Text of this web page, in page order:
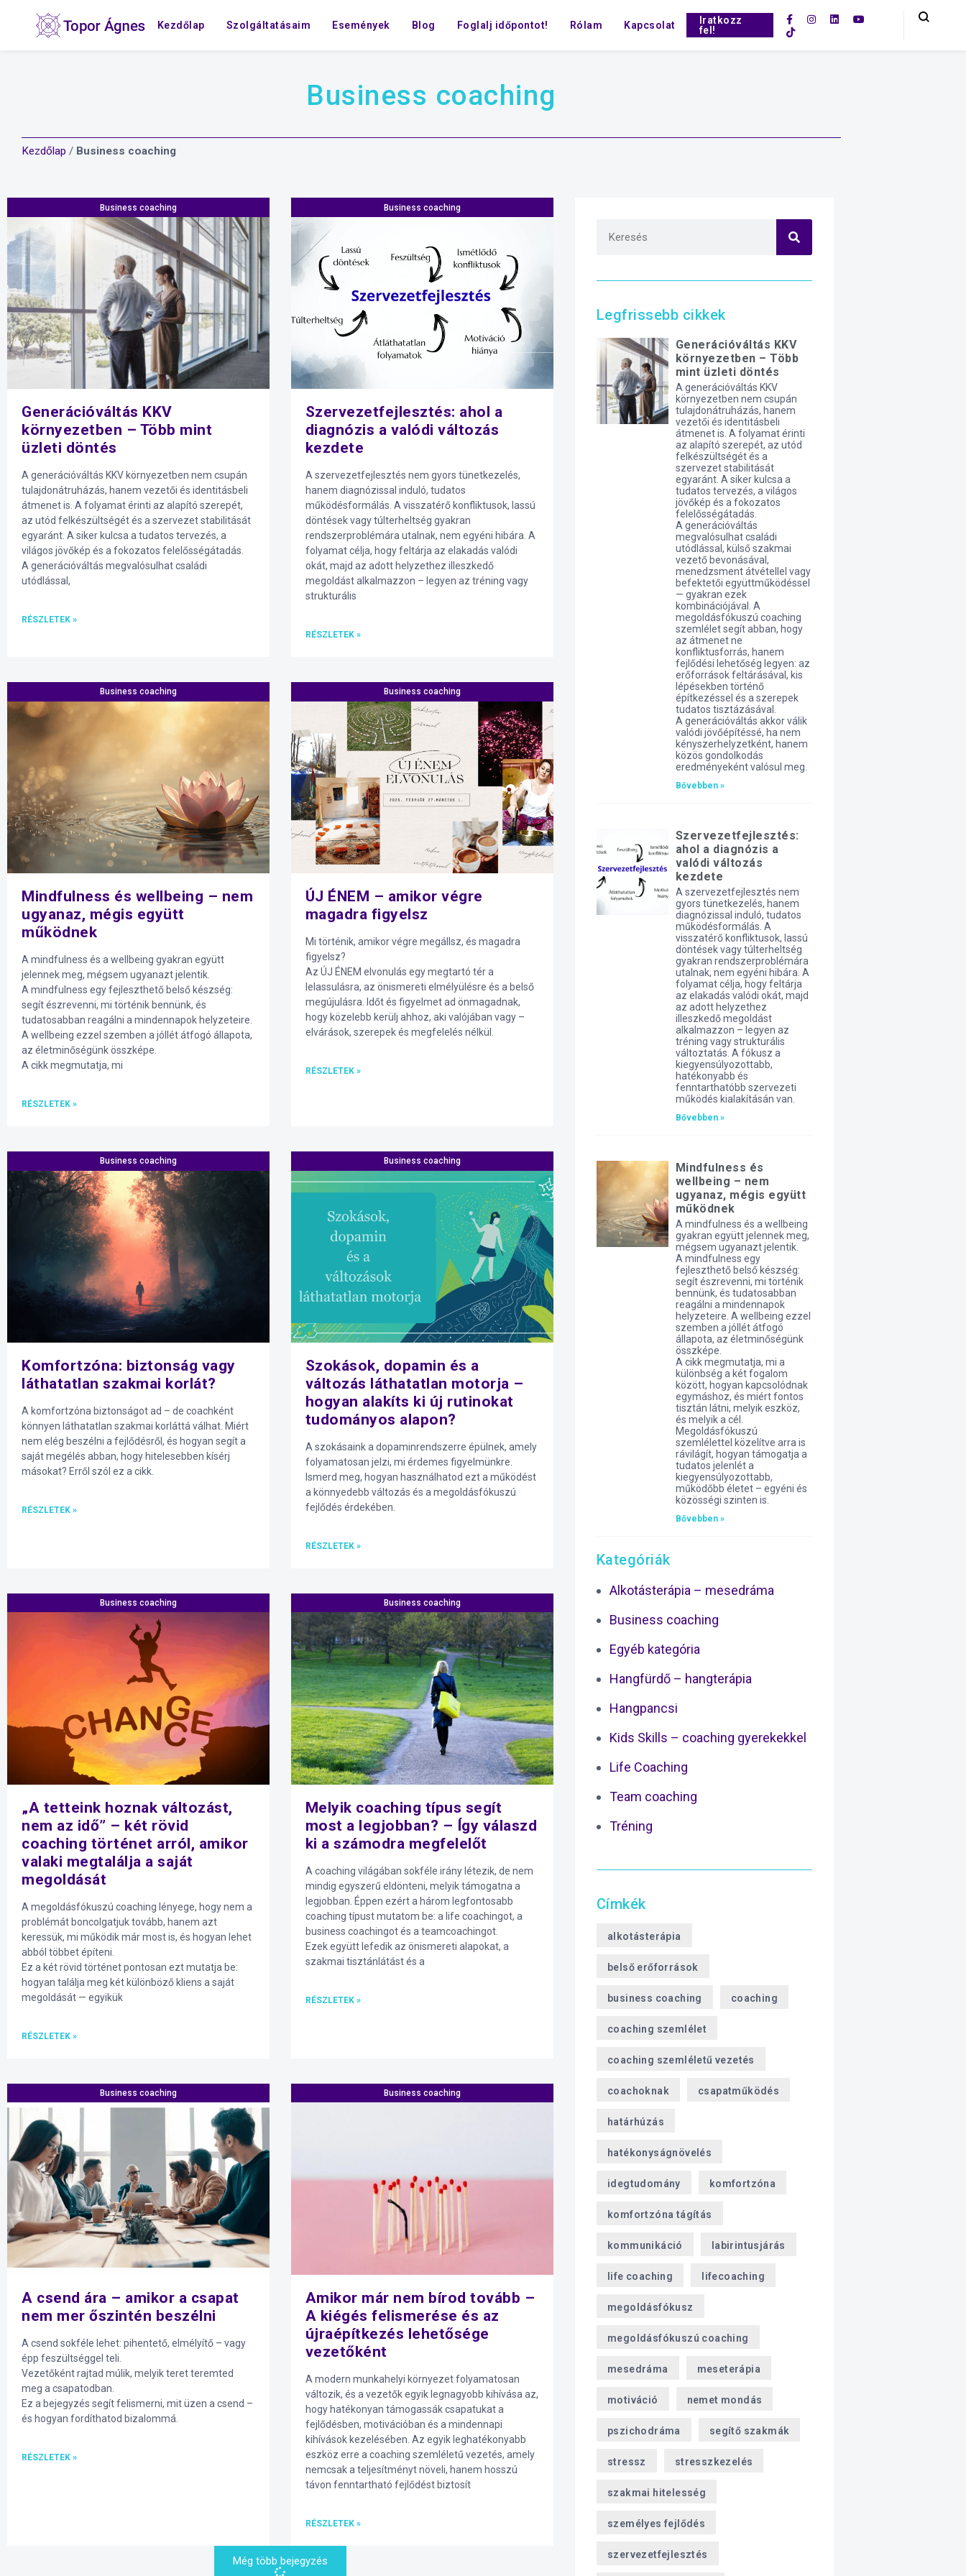
Kezdőlap Szolgáltatásaim Események Blog Foglalj időpontot! Rólam Kapcsolat
Iratkozz
fel!
Business coaching
Kezdőlap / Business coaching
Business coaching
Generációváltás KKV
környezetben – Több mint
üzleti döntés
A generációváltás KKV környezetben nem csupán
tulajdonátruházás, hanem vezetői és identitásbeli
átmenet is. A folyamat érinti az alapító szerepét,
az utód felkészültségét és a szervezet stabilitását
egyaránt. A siker kulcsa a tudatos tervezés, a
világos jövőkép és a fokozatos felelősségátadás.
A generációváltás megvalósulhat családi
utódlással,
RÉSZLETEK »
Business coaching
Szervezetfejlesztés: ahol a
diagnózis a valódi változás
kezdete
A szervezetfejlesztés nem gyors tünetkezelés,
hanem diagnózissal induló, tudatos
működésformálás. A visszatérő konfliktusok, lassú
döntések vagy túlterheltség gyakran
rendszerproblémára utalnak, nem egyéni hibára. A
folyamat célja, hogy feltárja az elakadás valódi
okát, majd az adott helyzethez illeszkedő
megoldást alkalmazzon – legyen az tréning vagy
strukturális
RÉSZLETEK »
Business coaching
Mindfulness és wellbeing – nem
ugyanaz, mégis együtt
működnek
A mindfulness és a wellbeing gyakran együtt
jelennek meg, mégsem ugyanazt jelentik.
A mindfulness egy fejleszthető belső készség:
segít észrevenni, mi történik bennünk, és
tudatosabban reagálni a mindennapok helyzeteire.
A wellbeing ezzel szemben a jóllét átfogó állapota,
az életminőségünk összképe.
A cikk megmutatja, mi
RÉSZLETEK »
Business coaching
ÚJ ÉNEM – amikor végre
magadra figyelsz
Mi történik, amikor végre megállsz, és magadra
figyelsz?
Az ÚJ ÉNEM elvonulás egy megtartó tér a
lelassulásra, az önismereti elmélyülésre és a belső
megújulásra. Időt és figyelmet ad önmagadnak,
hogy közelebb kerülj ahhoz, aki valójában vagy –
elvárások, szerepek és megfelelés nélkül.
RÉSZLETEK »
Business coaching
Komfortzóna: biztonság vagy
láthatatlan szakmai korlát?
A komfortzóna biztonságot ad – de coachként
könnyen láthatatlan szakmai korláttá válhat. Miért
nem elég beszélni a fejlődésről, és hogyan segít a
saját megélés abban, hogy hitelesebben kísérj
másokat? Erről szól ez a cikk.
RÉSZLETEK »
Business coaching
Szokások, dopamin és a
változás láthatatlan motorja –
hogyan alakíts ki új rutinokat
tudományos alapon?
A szokásaink a dopaminrendszerre épülnek, amely
folyamatosan jelzi, mi érdemes figyelmünkre.
Ismerd meg, hogyan használhatod ezt a működést
a könnyedebb változás és a megoldásfókuszú
fejlődés érdekében.
RÉSZLETEK »
Business coaching
„A tetteink hoznak változást,
nem az idő” – két rövid
coaching történet arról, amikor
valaki megtalálja a saját
megoldását
A megoldásfókuszú coaching lényege, hogy nem a
problémát boncolgatjuk tovább, hanem azt
keressük, mi működik már most is, és hogyan lehet
abból többet építeni.
Ez a két rövid történet pontosan ezt mutatja be:
hogyan találja meg két különböző kliens a saját
megoldását — egyikük
RÉSZLETEK »
Business coaching
Melyik coaching típus segít
most a legjobban? – Így válaszd
ki a számodra megfelelőt
A coaching világában sokféle irány létezik, de nem
mindig egyszerű eldönteni, melyik támogatna a
legjobban. Éppen ezért a három legfontosabb
coaching típust mutatom be: a life coachingot, a
business coachingot és a teamcoachingot.
Ezek együtt lefedik az önismereti alapokat, a
szakmai tisztánlátást és a
RÉSZLETEK »
Business coaching
A csend ára – amikor a csapat
nem mer őszintén beszélni
A csend sokféle lehet: pihentető, elmélyítő – vagy
épp feszültséggel teli.
Vezetőként rajtad múlik, melyik teret teremted
meg a csapatodban.
Ez a bejegyzés segít felismerni, mit üzen a csend –
és hogyan fordíthatod bizalommá.
RÉSZLETEK »
Business coaching
Amikor már nem bírod tovább –
A kiégés felismerése és az
újraépítkezés lehetősége
vezetőként
A modern munkahelyi környezet folyamatosan
változik, és a vezetők egyik legnagyobb kihívása az,
hogy hatékonyan támogassák csapatukat a
fejlődésben, motivációban és a mindennapi
kihívások kezelésében. Az egyik leghatékonyabb
eszköz erre a coaching szemléletű vezetés, amely
nemcsak a teljesítményt növeli, hanem hosszú
távon fenntartható fejlődést biztosít
RÉSZLETEK »
Még több bejegyzés
Legfrissebb cikkek
Generációváltás KKV
környezetben – Több
mint üzleti döntés
A generációváltás KKV
környezetben nem csupán
tulajdonátruházás, hanem
vezetői és identitásbeli
átmenet is. A folyamat érinti
az alapító szerepét, az utód
felkészültségét és a
szervezet stabilitását
egyaránt. A siker kulcsa a
tudatos tervezés, a világos
jövőkép és a fokozatos
felelősségátadás.
A generációváltás
megvalósulhat családi
utódlással, külső szakmai
vezető bevonásával,
menedzsment átvétellel vagy
befektetői együttműködéssel
— gyakran ezek
kombinációjával. A
megoldásfókuszú coaching
szemlélet segít abban, hogy
az átmenet ne
konfliktusforrás, hanem
fejlődési lehetőség legyen: az
erőforrások feltárásával, kis
lépésekben történő
építkezéssel és a szerepek
tudatos tisztázásával.
A generációváltás akkor válik
valódi jövőépítéssé, ha nem
kényszerhelyzetként, hanem
közös gondolkodás
eredményeként valósul meg.
Bővebben »
Szervezetfejlesztés:
ahol a diagnózis a
valódi változás
kezdete
A szervezetfejlesztés nem
gyors tünetkezelés, hanem
diagnózissal induló, tudatos
működésformálás. A
visszatérő konfliktusok, lassú
döntések vagy túlterheltség
gyakran rendszerproblémára
utalnak, nem egyéni hibára. A
folyamat célja, hogy feltárja
az elakadás valódi okát, majd
az adott helyzethez
illeszkedő megoldást
alkalmazzon – legyen az
tréning vagy strukturális
változtatás. A fókusz a
kiegyensúlyozottabb,
hatékonyabb és
fenntarthatóbb szervezeti
működés kialakításán van.
Bővebben »
Mindfulness és
wellbeing – nem
ugyanaz, mégis együtt
működnek
A mindfulness és a wellbeing
gyakran együtt jelennek meg,
mégsem ugyanazt jelentik.
A mindfulness egy
fejleszthető belső készség:
segít észrevenni, mi történik
bennünk, és tudatosabban
reagálni a mindennapok
helyzeteire. A wellbeing ezzel
szemben a jóllét átfogó
állapota, az életminőségünk
összképe.
A cikk megmutatja, mi a
különbség a két fogalom
között, hogyan kapcsolódnak
egymáshoz, és miért fontos
tisztán látni, melyik eszköz,
és melyik a cél.
Megoldásfókuszú
szemlélettel közelítve arra is
rávilágít, hogyan támogatja a
tudatos jelenlét a
kiegyensúlyozottabb,
működőbb életet – egyéni és
közösségi szinten is.
Bővebben »
Kategóriák
Alkotásterápia – mesedráma
Business coaching
Egyéb kategória
Hangfürdő – hangterápia
Hangpancsi
Kids Skills – coaching gyerekekkel
Life Coaching
Team coaching
Tréning
Címkék
alkotásterápia
belső erőforrások
business coaching coaching
coaching szemlélet
coaching szemléletű vezetés
coachoknak csapatműködés
határhúzás
hatékonyságnövelés
idegtudomány komfortzóna
komfortzóna tágítás
kommunikáció labirintusjárás
life coaching lifecoaching
megoldásfókusz
megoldásfókuszú coaching
mesedráma meseterápia
motiváció nemet mondás
pszichodráma segítő szakmák
stressz stresszkezelés
szakmai hitelesség
személyes fejlődés
szervezetfejlesztés